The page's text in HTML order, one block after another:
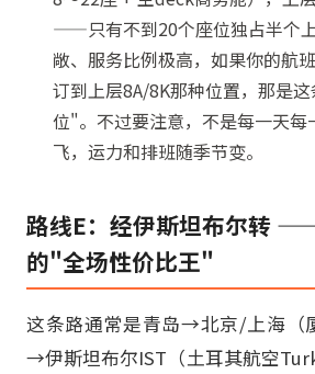
——只有不到20个座位独占半个
敞、服务比例极高，如果你的航
订到上层8A/8K那种位置，那是
位"。不过要注意，不是每一天
飞，运力和排班随季节变。
路线E：经伊斯坦布尔转
的"全场性价比王"
这条路通常是青岛→北京/上海（
→伊斯坦布尔IST（土耳其航空